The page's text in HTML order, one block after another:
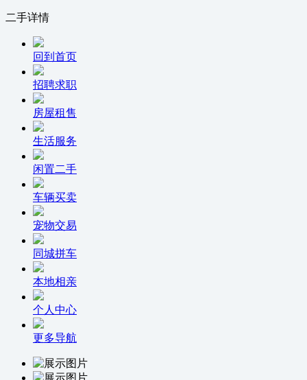
二手详情
回到首页
招聘求职
房屋租售
生活服务
闲置二手
车辆买卖
宠物交易
同城拼车
本地相亲
个人中心
更多导航